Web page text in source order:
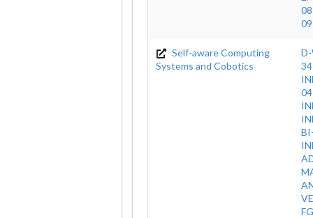
Self-aware Computing
Systems and Cobotics